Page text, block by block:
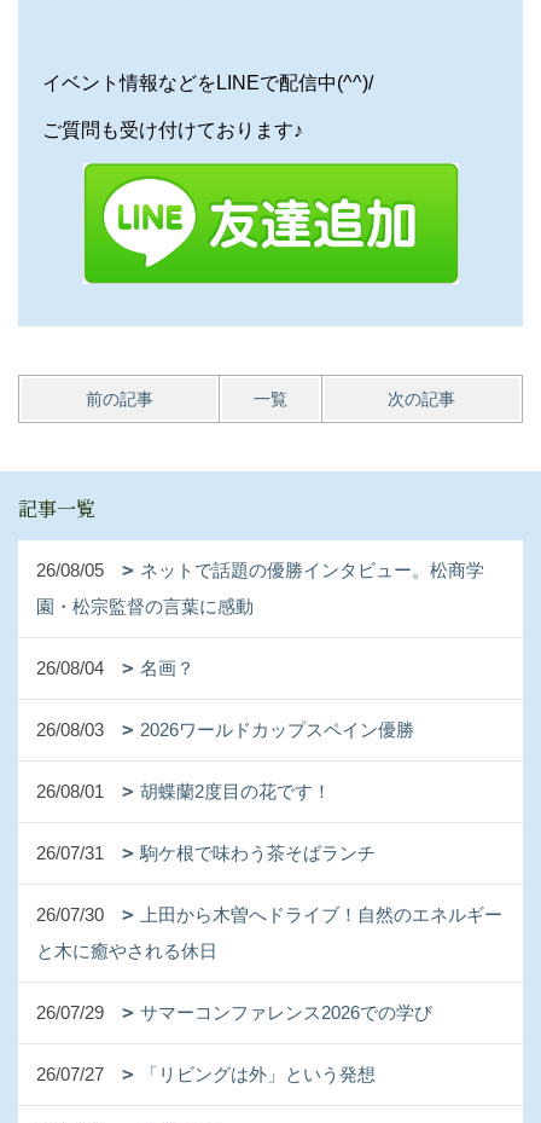
イベント情報などをLINEで配信中(^^)/
ご質問も受け付けております♪
前の記事 一覧 次の記事
記事一覧
26/08/05
ネットで話題の優勝インタビュー。松商学
園・松宗監督の言葉に感動
26/08/04 名画？
26/08/03 2026ワールドカップスペイン優勝
26/08/01 胡蝶蘭2度目の花です！
26/07/31 駒ケ根で味わう茶そばランチ
26/07/30
上田から木曽へドライブ！自然のエネルギー
と木に癒やされる休日
26/07/29 サマーコンファレンス2026での学び
26/07/27 「リビングは外」という発想